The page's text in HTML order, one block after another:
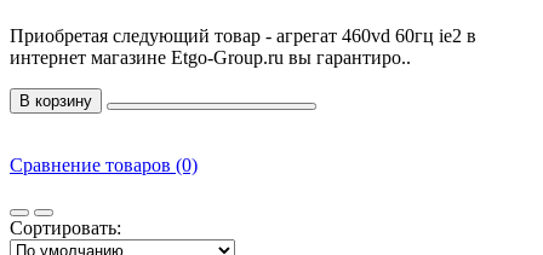
Приобретая следующий товар - агрегат 460vd 60гц ie2 в
интернет магазине Etgo-Group.ru вы гарантиро..
В корзину
Сравнение товаров (0)
Сортировать: